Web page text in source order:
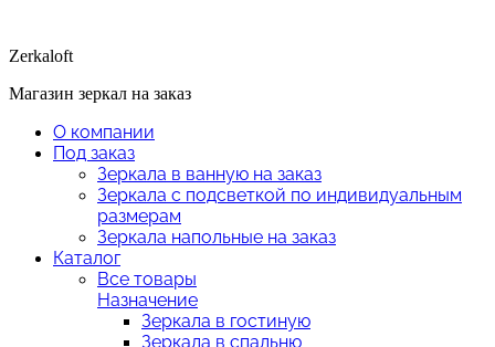
Zerkaloft
Магазин зеркал на заказ
О компании
Под заказ
Зеркала в ванную на заказ
Зеркала с подсветкой по индивидуальным
размерам
Зеркала напольные на заказ
Каталог
Все товары
Назначение
Зеркала в гостиную
Зеркала в спальню